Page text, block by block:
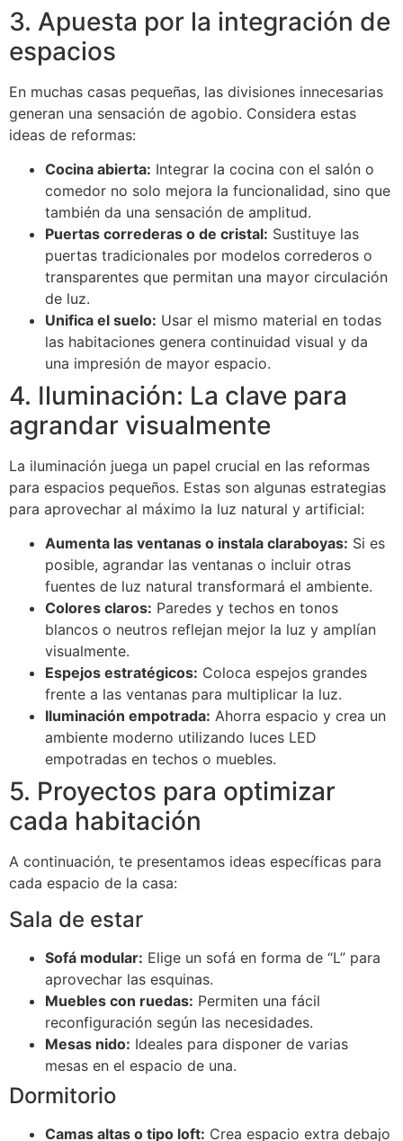
3. Apuesta por la integración de
espacios
En muchas casas pequeñas, las divisiones innecesarias
generan una sensación de agobio. Considera estas
ideas de reformas:
Cocina abierta: Integrar la cocina con el salón o
comedor no solo mejora la funcionalidad, sino que
también da una sensación de amplitud.
Puertas correderas o de cristal: Sustituye las
puertas tradicionales por modelos correderos o
transparentes que permitan una mayor circulación
de luz.
Unifica el suelo: Usar el mismo material en todas
las habitaciones genera continuidad visual y da
una impresión de mayor espacio.
4. Iluminación: La clave para
agrandar visualmente
La iluminación juega un papel crucial en las reformas
para espacios pequeños. Estas son algunas estrategias
para aprovechar al máximo la luz natural y artificial:
Aumenta las ventanas o instala claraboyas: Si es
posible, agrandar las ventanas o incluir otras
fuentes de luz natural transformará el ambiente.
Colores claros: Paredes y techos en tonos
blancos o neutros reflejan mejor la luz y amplían
visualmente.
Espejos estratégicos: Coloca espejos grandes
frente a las ventanas para multiplicar la luz.
Iluminación empotrada: Ahorra espacio y crea un
ambiente moderno utilizando luces LED
empotradas en techos o muebles.
5. Proyectos para optimizar
cada habitación
A continuación, te presentamos ideas específicas para
cada espacio de la casa:
Sala de estar
Sofá modular: Elige un sofá en forma de “L” para
aprovechar las esquinas.
Muebles con ruedas: Permiten una fácil
reconfiguración según las necesidades.
Mesas nido: Ideales para disponer de varias
mesas en el espacio de una.
Dormitorio
Camas altas o tipo loft: Crea espacio extra debajo